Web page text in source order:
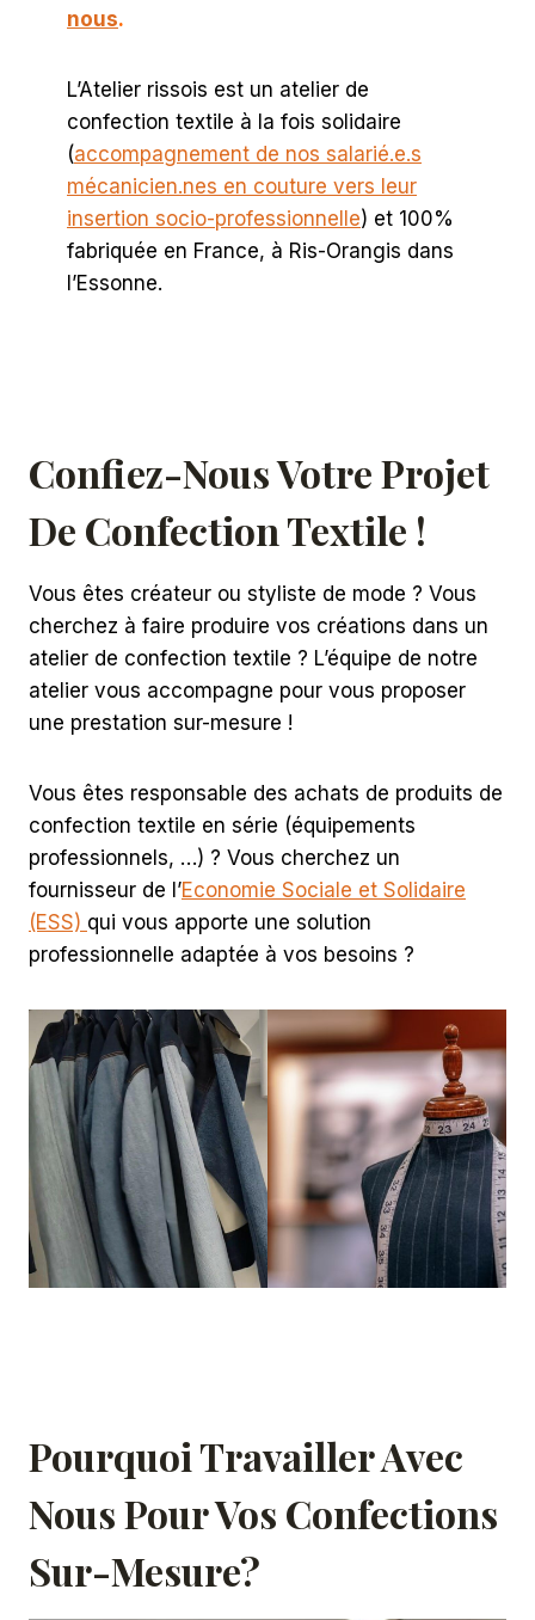
nous.
L’Atelier rissois est un atelier de
confection textile à la fois solidaire
(accompagnement de nos salarié.e.s
mécanicien.nes en couture vers leur
insertion socio-professionnelle) et 100%
fabriquée en France, à Ris-Orangis dans
l’Essonne.
Confiez-Nous Votre Projet
De Confection Textile !
Vous êtes créateur ou styliste de mode ? Vous
cherchez à faire produire vos créations dans un
atelier de confection textile ? L’équipe de notre
atelier vous accompagne pour vous proposer
une prestation sur-mesure !
Vous êtes responsable des achats de produits de
confection textile en série (équipements
professionnels, …) ? Vous cherchez un
fournisseur de l’Economie Sociale et Solidaire
(ESS) qui vous apporte une solution
professionnelle adaptée à vos besoins ?
Pourquoi Travailler Avec
Nous Pour Vos Confections
Sur-Mesure?